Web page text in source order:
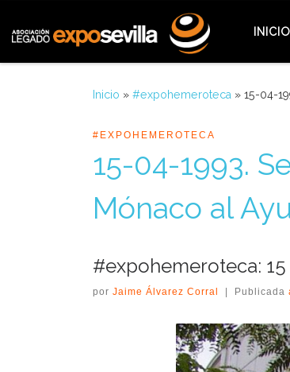
INICIO
Inicio » #expohemeroteca » 15-04-
#EXPOHEMEROTECA
15-04-1993.
Mónaco al
#expohemeroteca:
por Jaime Álvarez Corral | Publicada